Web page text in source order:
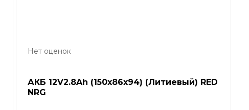
Нет оценок
АКБ 12V2.8Ah (150x86x94) (Литиевый) RED
NRG